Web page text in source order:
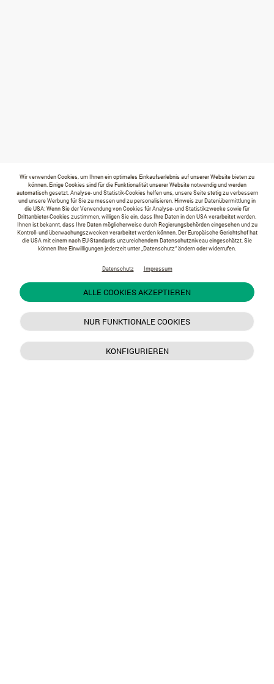
Wir verwenden Cookies, um Ihnen ein optimales Einkaufserlebnis auf unserer Website bieten zu
können. Einige Cookies sind für die Funktionalität unserer Website notwendig und werden
automatisch gesetzt. Analyse- und Statistik-Cookies helfen uns, unsere Seite stetig zu verbessern
und unsere Werbung für Sie zu messen und zu personalisieren. Hinweis zur Datenübermittlung in
die USA: Wenn Sie der Verwendung von Cookies für Analyse- und Statistikzwecke sowie für
Drittanbieter-Cookies zustimmen, willigen Sie ein, dass Ihre Daten in den USA verarbeitet werden.
Ihnen ist bekannt, dass Ihre Daten möglicherweise durch Regierungsbehörden eingesehen und zu
Kontroll- und überwachungszwecken verarbeitet werden können. Der Europäische Gerichtshof hat
die USA mit einem nach EU-Standards unzureichendem Datenschutzniveau eingeschätzt. Sie
können Ihre Einwilligungen jederzeit unter „Datenschutz“ ändern oder widerrufen.
Datenschutz Impressum
ALLE COOKIES AKZEPTIEREN
NUR FUNKTIONALE COOKIES
KONFIGURIEREN